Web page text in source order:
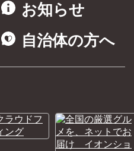
お知らせ
自治体の方へ